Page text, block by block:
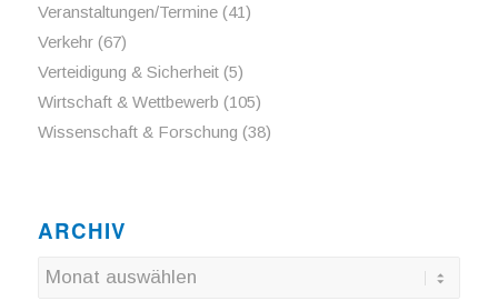
Veranstaltungen/Termine(41)
Verkehr(67)
Verteidigung & Sicherheit(5)
Wirtschaft & Wettbewerb (105)
Wissenschaft & Forschung (38)
ARCHIV